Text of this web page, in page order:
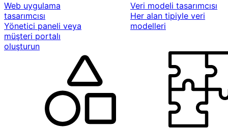
Web uygulama
tasarımcısı
Yönetici paneli veya
müşteri portalı
oluşturun
Veri modeli tasarımcısı
Her alan tipiyle veri
modelleri